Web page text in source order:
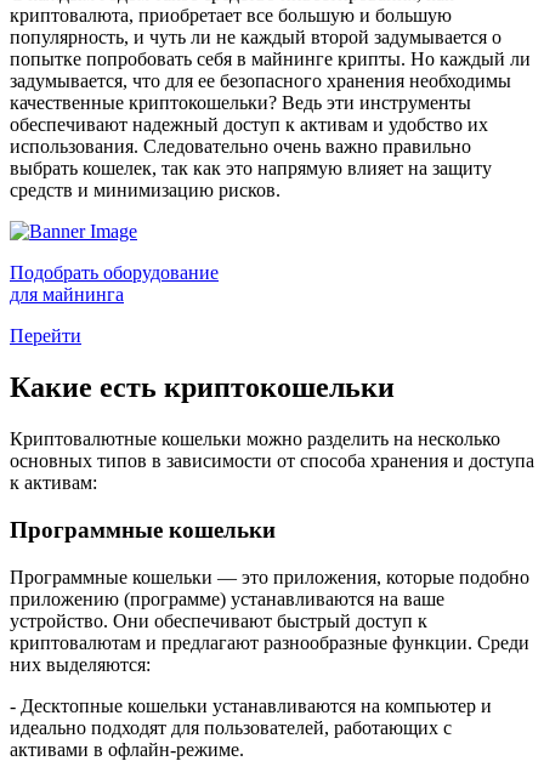
криптовалюта, приобретает все большую и большую
популярность, и чуть ли не каждый второй задумывается о
попытке попробовать себя в майнинге крипты. Но каждый ли
задумывается, что для ее безопасного хранения необходимы
качественные криптокошельки? Ведь эти инструменты
обеспечивают надежный доступ к активам и удобство их
использования. Следовательно очень важно правильно
выбрать кошелек, так как это напрямую влияет на защиту
средств и минимизацию рисков.
Подобрать оборудование
для майнинга
Перейти
Какие есть криптокошельки
Криптовалютные кошельки можно разделить на несколько
основных типов в зависимости от способа хранения и доступа
к активам:
Программные кошельки
Программные кошельки — это приложения, которые подобно
приложению (программе) устанавливаются на ваше
устройство. Они обеспечивают быстрый доступ к
криптовалютам и предлагают разнообразные функции. Среди
них выделяются:
- Десктопные кошельки устанавливаются на компьютер и
идеально подходят для пользователей, работающих с
активами в офлайн-режиме.